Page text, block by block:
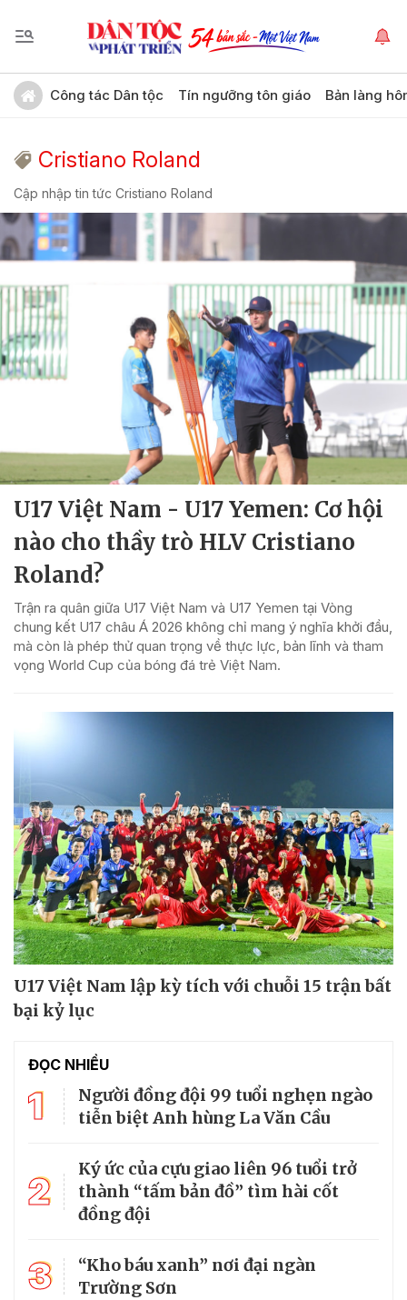
Công tác Dân tộc Tín ngưỡng tôn giáo Bản làng
Cristiano Roland
Cập nhập tin tức Cristiano Roland
U17 Việt Nam - U17 Yemen: Cơ hội
nào cho thầy trò HLV Cristiano
Roland?
Trận ra quân giữa U17 Việt Nam và U17 Yemen tại Vòng
chung kết U17 châu Á 2026 không chỉ mang ý nghĩa khởi đầu,
mà còn là phép thử quan trọng về thực lực, bản lĩnh và tham
vọng World Cup của bóng đá trẻ Việt Nam.
U17 Việt Nam lập kỳ tích với chuỗi 15 trận bất
bại kỷ lục
ĐỌC NHIỀU
1
Người đồng đội 99 tuổi nghẹn ngào
tiễn biệt Anh hùng La Văn Cầu
2
Ký ức của cựu giao liên 96 tuổi trở
thành “tấm bản đồ” tìm hài cốt
đồng đội
3
“Kho báu xanh” nơi đại ngàn
Trường Sơn